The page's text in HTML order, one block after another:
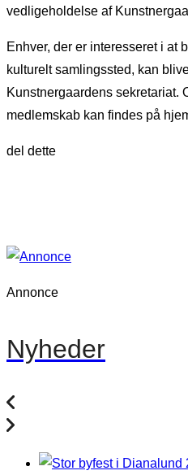
vedligeholdelse af
Enhver, der er interesseret i at
kulturelt samlingssted, kan
Kunstnergaardens sekretariat.
medlemskab kan findes på
del dette
Annonce
Nyheder